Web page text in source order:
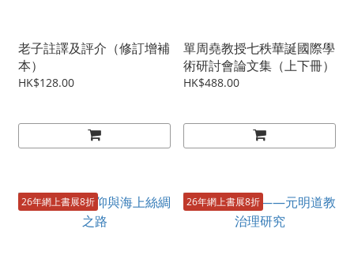
老子註譯及評介（修訂增補
本）
HK$128.00
單周堯教授七秩華誕國際學
術研討會論文集（上下冊）
HK$488.00
26年網上書展8折 26年網上書展8折